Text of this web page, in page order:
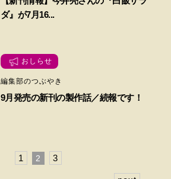
ダ』が7月16...
おしらせ
編集部のつぶやき
9月発売の新刊の製作話／続報です！
1 2 3